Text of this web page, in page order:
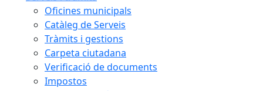
Oficines municipals
Catàleg de Serveis
Tràmits i gestions
Carpeta ciutadana
Verificació de documents
Impostos